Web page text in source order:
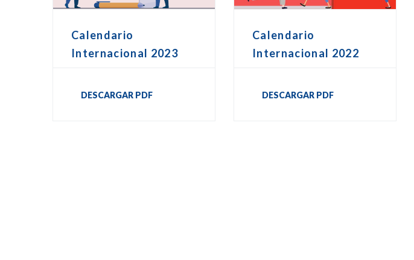
Calendario
Internacional 2023
DESCARGAR PDF
Calendario
Internacional 2022
DESCARGAR PDF